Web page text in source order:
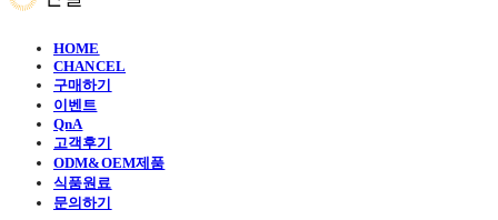
HOME
CHANCEL
구매하기
이벤트
QnA
고객후기
ODM&OEM제품
식품원료
문의하기